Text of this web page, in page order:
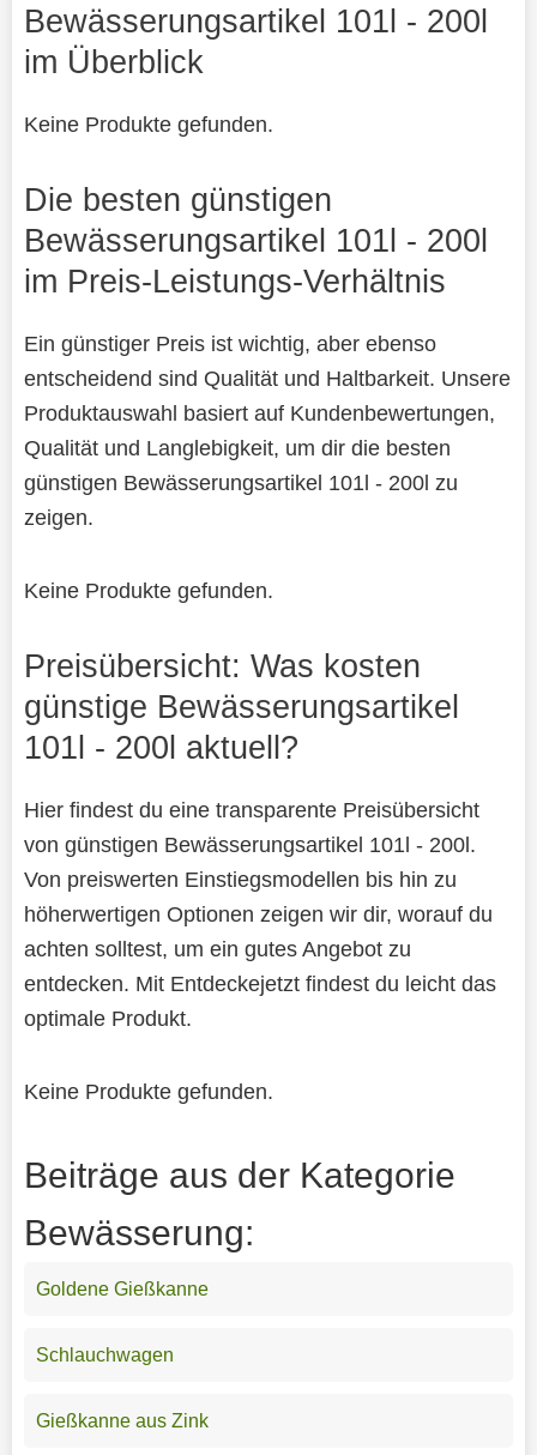
Bewässerungsartikel 101l - 200l
im Überblick
Keine Produkte gefunden.
Die besten günstigen
Bewässerungsartikel 101l - 200l
im Preis-Leistungs-Verhältnis
Ein günstiger Preis ist wichtig, aber ebenso
entscheidend sind Qualität und Haltbarkeit. Unsere
Produktauswahl basiert auf Kundenbewertungen,
Qualität und Langlebigkeit, um dir die besten
günstigen Bewässerungsartikel 101l - 200l zu
zeigen.
Keine Produkte gefunden.
Preisübersicht: Was kosten
günstige Bewässerungsartikel
101l - 200l aktuell?
Hier findest du eine transparente Preisübersicht
von günstigen Bewässerungsartikel 101l - 200l.
Von preiswerten Einstiegsmodellen bis hin zu
höherwertigen Optionen zeigen wir dir, worauf du
achten solltest, um ein gutes Angebot zu
entdecken. Mit Entdeckejetzt findest du leicht das
optimale Produkt.
Keine Produkte gefunden.
Beiträge aus der Kategorie
Bewässerung:
Goldene Gießkanne
Schlauchwagen
Gießkanne aus Zink